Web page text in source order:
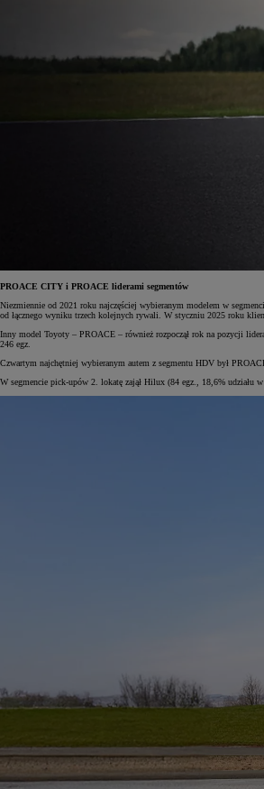
PROACE CITY i PROACE liderami segmentów
Niezmiennie od 2021 roku najczęściej wybieranym modelem w
od łącznego wyniku trzech kolejnych rywali. W styczniu 2025 roku
Inny model Toyoty – PROACE – również rozpoczął rok na pozycji
246 egz.
Czwartym najchętniej wybieranym autem z segmentu HDV był
W segmencie pick-upów 2. lokatę zajął Hilux (84 egz., 18,6% udziału w